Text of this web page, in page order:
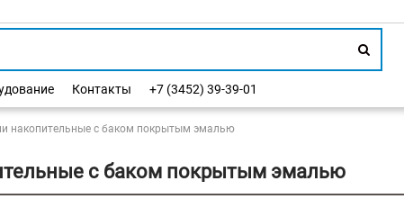
Контакты +7 (3452) 39-39-01
накопительные с баком покрытым эмалью
с баком покрытым эмалью